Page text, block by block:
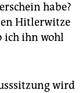
habe?
Hitlerwitze
ich ihn wohl
wird